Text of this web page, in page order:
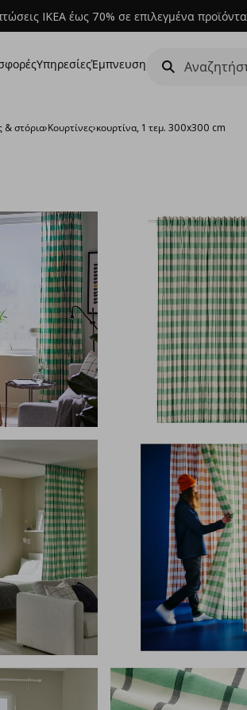
IKEA έως 70% σε επιλεγμένα
ΥπηρεσίεςΈμπνευση
& στόρια›Κουρτίνες›κουρτίνα, 1 τεμ. 300x300 cm